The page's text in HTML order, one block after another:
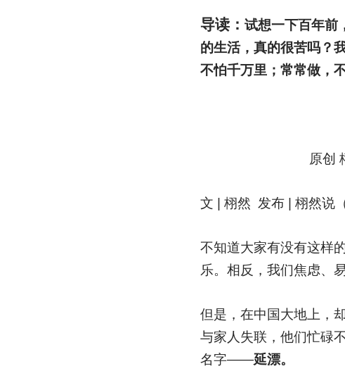
导读： 试想一下百年前
的生活，真的很苦吗？
不怕千万里；常常做，
原创
文 | 栩然 发布 | 栩然说
不知道大家有没有这样
乐。相反，我们焦虑、
但是，在中国大地上，
与家人失联，他们忙碌
名字——延漂。